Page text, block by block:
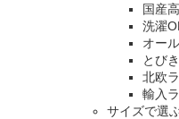
国産
洗濯
オー
とび
北欧
輸入
サイズで選